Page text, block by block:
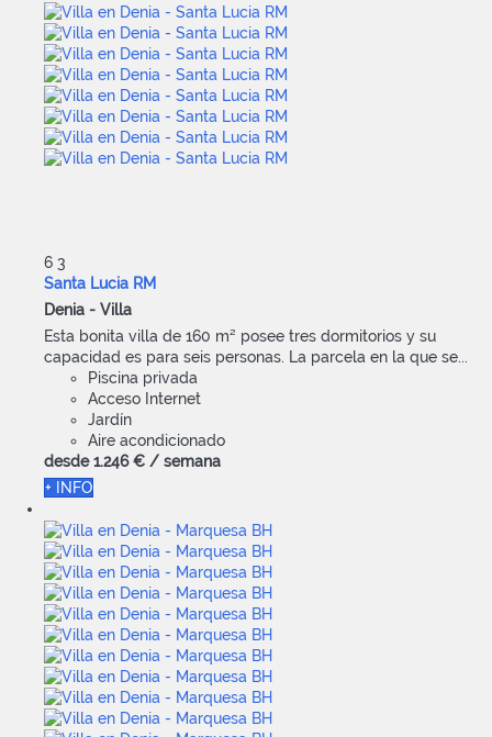
6 3
Santa Lucia RM
Denia - Villa
Esta bonita villa de 160 m² posee tres dormitorios y su
capacidad es para seis personas. La parcela en la que se...
Piscina privada
Acceso Internet
Jardín
Aire acondicionado
desde 1.246 € / semana
+ INFO